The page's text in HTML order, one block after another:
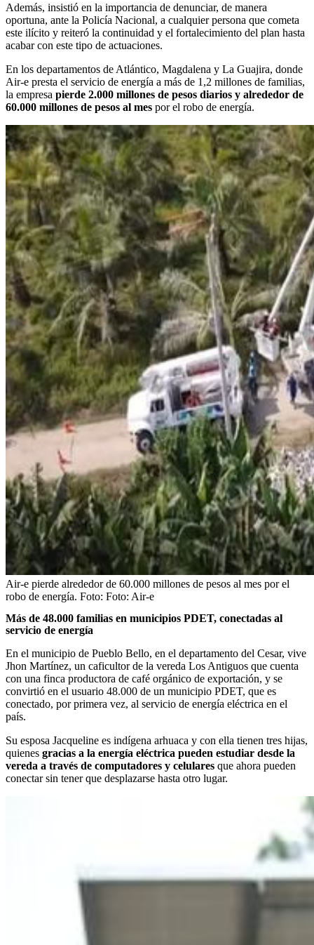
Además, insistió en la importancia de denunciar, de manera
oportuna, ante la Policía Nacional, a cualquier persona que cometa
este ilícito y reiteró la continuidad y el fortalecimiento del plan hasta
acabar con este tipo de actuaciones.
En los departamentos de Atlántico, Magdalena y La Guajira, donde
Air-e presta el servicio de energía a más de 1,2 millones de familias,
la empresa pierde 2.000 millones de pesos diarios y alrededor de
60.000 millones de pesos al mes por el robo de energía.
Air-e pierde alrededor de 60.000 millones de pesos al mes por el
robo de energía. Foto: Foto: Air-e
Más de 48.000 familias en municipios PDET, conectadas al
servicio de energía
En el municipio de Pueblo Bello, en el departamento del Cesar, vive
Jhon Martínez, un caficultor de la vereda Los Antiguos que cuenta
con una finca productora de café orgánico de exportación, y se
convirtió en el usuario 48.000 de un municipio PDET, que es
conectado, por primera vez, al servicio de energía eléctrica en el
país.
Su esposa Jacqueline es indígena arhuaca y con ella tienen tres hijas,
quienes gracias a la energía eléctrica pueden estudiar desde la
vereda a través de computadores y celulares que ahora pueden
conectar sin tener que desplazarse hasta otro lugar.